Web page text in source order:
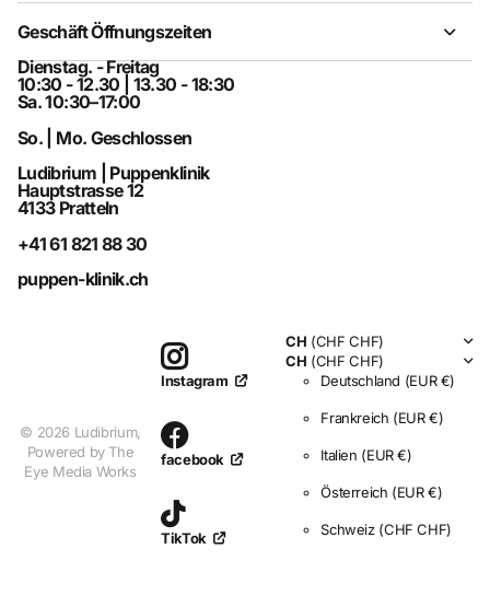
Geschäft Öffnungszeiten
Dienstag. - Freitag
10:30 - 12.30 | 13.30 - 18:30
Sa. 10:30–17:00
So. | Mo. Geschlossen
Ludibrium | Puppenklinik
Hauptstrasse 12
4133 Pratteln
+41 61 821 88 30
puppen-klinik.ch
© 2026 Ludibrium,
Powered by The
Eye Media Works
Instagram
facebook
TikTok
CH (CHF CHF)
CH (CHF CHF)
Deutschland (EUR €)
Frankreich (EUR €)
Italien (EUR €)
Österreich (EUR €)
Schweiz (CHF CHF)